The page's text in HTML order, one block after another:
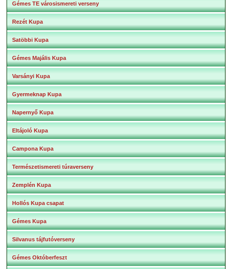
Gémes TE városismereti verseny
Rezét Kupa
Satöbbi Kupa
Gémes Majális Kupa
Varsányi Kupa
Gyermeknap Kupa
Napernyő Kupa
Eltájoló Kupa
Campona Kupa
Természetismereti túraverseny
Zemplén Kupa
Hollós Kupa csapat
Gémes Kupa
Silvanus tájfutóverseny
Gémes Októberfeszt